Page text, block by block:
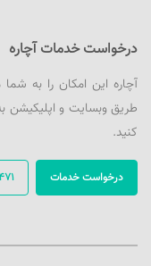
درخواست خدمات آچاره
آچاره این امکان را به
طریق وبسایت و اپلیکیشن
کنید.
درخواست خدمات